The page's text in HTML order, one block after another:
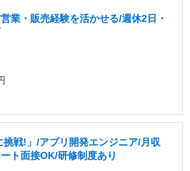
業・販売経験を活かせる/週休2日・
挑戦!」/アプリ開発エンジニア/月収
ト面接OK/研修制度あり